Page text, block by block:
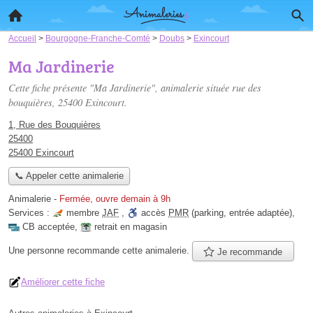
Accueil > Bourgogne-Franche-Comté > Doubs > Exincourt
Ma Jardinerie
Cette fiche présente "Ma Jardinerie", animalerie située rue des
bouquières, 25400 Exincourt.
1, Rue des Bouquières
25400
25400 Exincourt
📞 Appeler cette animalerie
Animalerie - Fermée, ouvre demain à 9h
Services :
membre JAF , accès PMR (parking, entrée adaptée),
CB acceptée, retrait en magasin
Une personne recommande cette animalerie. Je recommande
Améliorer cette fiche